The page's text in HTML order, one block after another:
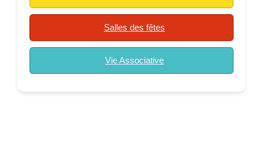
Salles des fêtes
Vie Associative